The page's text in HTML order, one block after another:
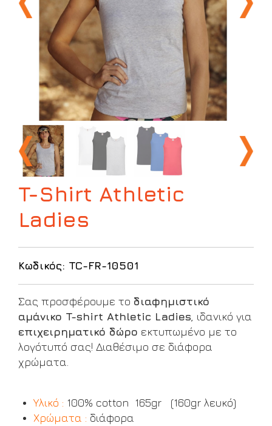
T-Shirt Athletic
Ladies
Κωδικός: TC-FR-10501
Σας προσφέρουμε το διαφημιστικό
αμάνικο T-shirt Athletic Ladies , ιδανικό για
επιχειρηματικό δώρο εκτυπωμένο με το
λογότυπό σας! Διαθέσιμο σε διάφορα
χρώματα.
Υλικό : 100% cotton 165gr (160gr λευκό)
Χρώματα : διάφορα